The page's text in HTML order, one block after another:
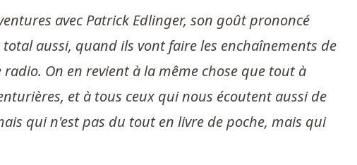
avec Patrick Edlinger, son goût prononcé
aussi, quand ils vont faire les enchaînements de
On en revient à la même chose que tout à
et à tous ceux qui nous écoutent aussi de
qui n'est pas du tout en livre de poche, mais qui